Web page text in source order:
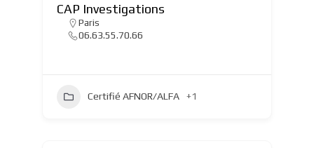
CAP Investigations
Paris
06.63.55.70.66
Certifié AFNOR/ALFA +1